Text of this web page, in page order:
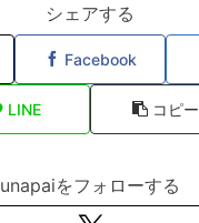
シェアする
Facebook
LINE コピー
unapaiをフォローする